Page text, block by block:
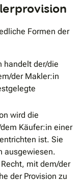
Formen der
handelt der/die
der Makler:in
wird die
Käufer:in einer
ist. Sie
ausgewiesen.
mit dem/der
der Provision zu